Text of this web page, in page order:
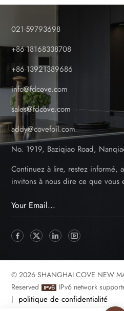
021-59793698
+86-18168338708
+86-13921389686
info@fdcove.com
sales@fdcove.com
addy@covefoil.com
No. 1919, Baziqiao Road,
Continuez à lire, restez informé,
invitons à nous dire ce que vous
© 2026 SHANGHAI COVE NEW
Reserved
IPv6 network
| politique de confidentialité